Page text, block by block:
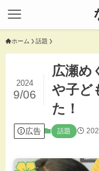
ホーム 話題
広瀬め
や子ど
た！
2024
9/06
広告 話題